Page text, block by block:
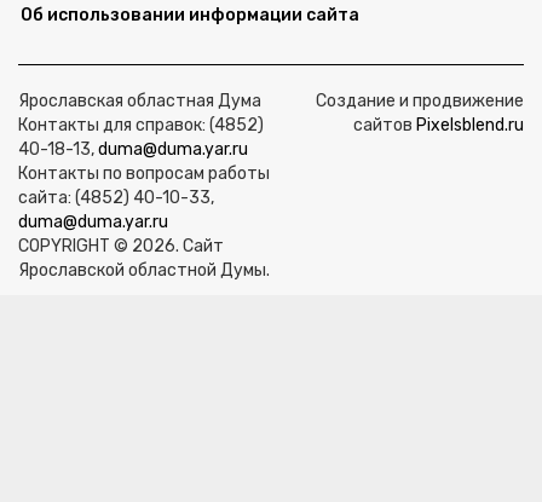
Об использовании информации сайта
Ярославская областная Дума
Контакты для справок: (4852)
40-18-13,duma@duma.yar.ru
Контакты по вопросам работы
сайта: (4852) 40-10-33,
duma@duma.yar.ru
COPYRIGHT © 2026. Сайт
Ярославской областной Думы.
Создание и продвижение
сайтов Pixelsblend.ru